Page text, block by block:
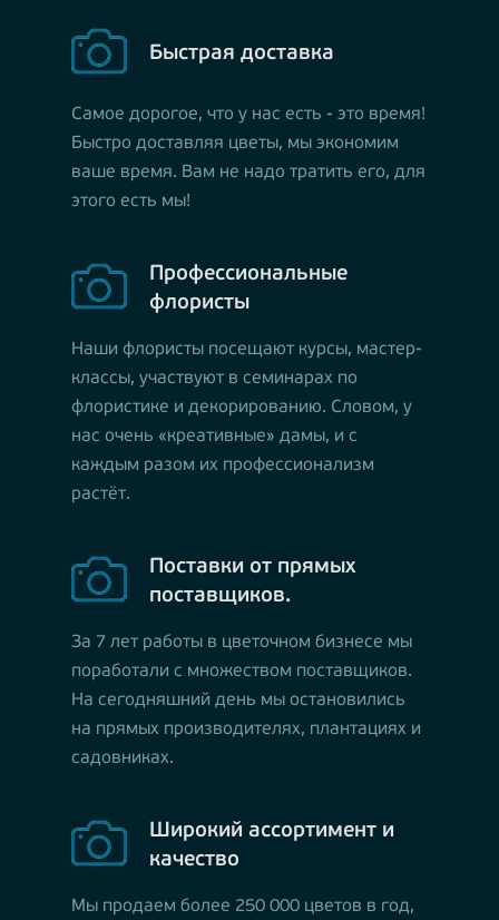
Быстрая доставка
Самое дорогое, что у нас есть - это время!
Быстро доставляя цветы, мы экономим
ваше время. Вам не надо тратить его, для
этого есть мы!
Профессиональные
флористы
Наши флористы посещают курсы, мастер-
классы, участвуют в семинарах по
флористике и декорированию. Словом, у
нас очень «креативные» дамы, и с
каждым разом их профессионализм
растёт.
Поставки от прямых
поставщиков.
За 7 лет работы в цветочном бизнесе мы
поработали с множеством поставщиков.
На сегодняшний день мы остановились
на прямых производителях, плантациях и
садовниках.
Широкий ассортимент и
качество
Мы продаем более 250 000 цветов в год,